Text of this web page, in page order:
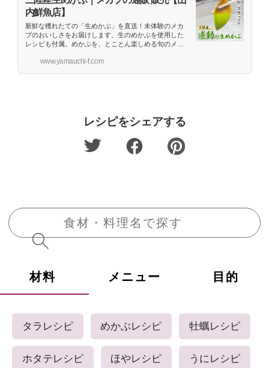
内鮮魚店】
新鮮な穫れたての「生めかぶ」を直送！未体験のメカ
ブのおいしさをお届けします。生のめかぶを使用した
レシピも付属。めかぶを、とことん楽しめる旬のメカ
www.yamauchi-f.com
レシピをシェアする
材料 メニュー 目的
タラレシピ めかぶレシピ 牡蠣レシピ
ホタテレシピ ほやレシピ うにレシピ